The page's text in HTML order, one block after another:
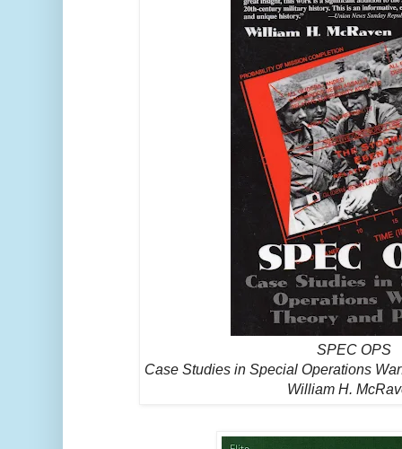
SPEC OPS
Case Studies in Special Operations
William H.